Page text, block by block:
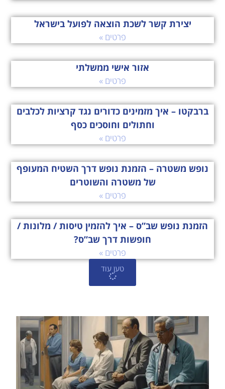
יצירת קשר לשכת הוצאה לפועל בישראל
פרטים »
אזור אישי ממשלתי
פרטים »
ברבקטו – איך מזמינים כדורים נגד קרציות לכלבים
וחתולים וחוסכים כסף
פרטים »
נופש משטרה – הזמנת נופש דרך השטיח המעופף
של משטרה והשוטרים
פרטים »
הזמנת נופש שב”ס – איך להזמין טיסות / מלונות /
חופשות דרך שב”ס?
פרטים »
טען עוד